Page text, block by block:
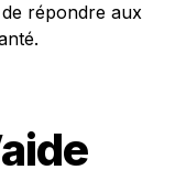
répondre aux